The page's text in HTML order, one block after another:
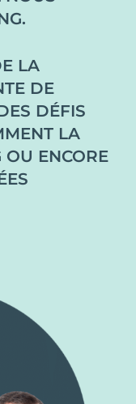
LA
DE
DÉFIS
LA
OU ENCORE